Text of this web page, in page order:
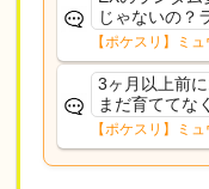
じゃないの？
るだろうし後
て思ってもど
ームだしな
【ポケスリ】ミ
3ヶ月以上前
まだ育ててな
響は勉強にな
ますオイルは
ーいて芋の方
【ポケスリ】ミ